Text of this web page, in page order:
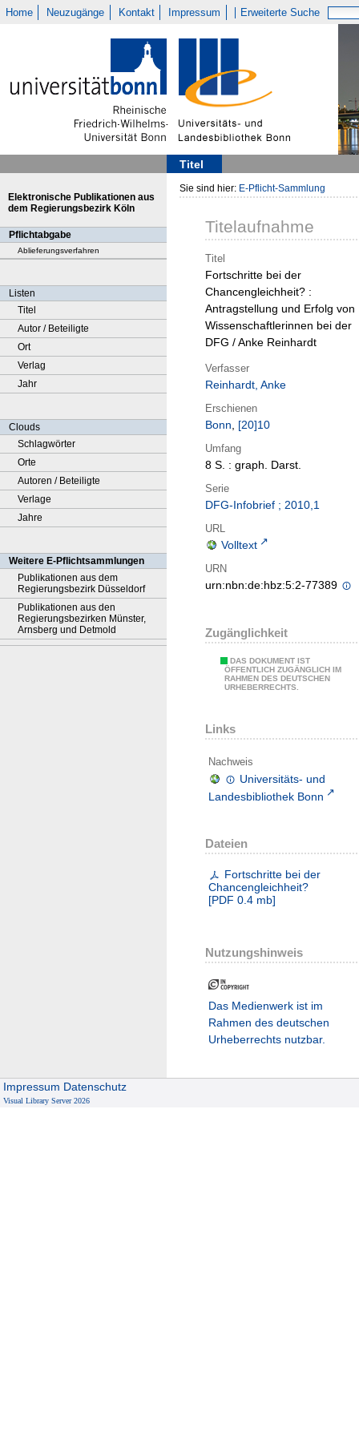
Home Neuzugänge Kontakt Impressum Erweiterte Suche
Titel
Elektronische Publikationen aus
dem Regierungsbezirk Köln
Pflichtabgabe
Ablieferungsverfahren
Listen
Titel
Autor / Beteiligte
Ort
Verlag
Jahr
Clouds
Schlagwörter
Orte
Autoren / Beteiligte
Verlage
Jahre
Weitere E-Pflichtsammlungen
Publikationen aus dem
Regierungsbezirk Düsseldorf
Publikationen aus den
Regierungsbezirken Münster,
Arnsberg und Detmold
Sie sind hier: E-Pflicht-Sammlung
Titelaufnahme
Titel
Fortschritte bei der
Chancengleichheit? :
Antragstellung und Erfolg von
Wissenschaftlerinnen bei der
DFG / Anke Reinhardt
Verfasser
Reinhardt, Anke
Erschienen
Bonn, [20]10
Umfang
8 S. : graph. Darst.
Serie
DFG-Infobrief ; 2010,1
URL
Volltext
URN
urn:nbn:de:hbz:5:2-77389
Zugänglichkeit
DAS DOKUMENT IST
ÖFFENTLICH ZUGÄNGLICH IM
RAHMEN DES DEUTSCHEN
URHEBERRECHTS.
Links
Nachweis
Universitäts- und
Landesbibliothek Bonn
Dateien
Fortschritte bei der
Chancengleichheit?
[PDF 0.4 mb]
Nutzungshinweis
Das Medienwerk ist im
Rahmen des deutschen
Urheberrechts nutzbar.
Impressum Datenschutz
Visual Library Server 2026